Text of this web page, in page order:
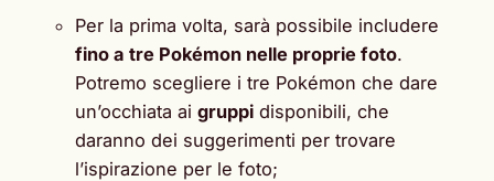
Per la prima volta, sarà possibile includere
fino a tre Pokémon nelle proprie foto.
Potremo scegliere i tre Pokémon che dare
un’occhiata ai gruppi disponibili, che
daranno dei suggerimenti per trovare
l’ispirazione per le foto;